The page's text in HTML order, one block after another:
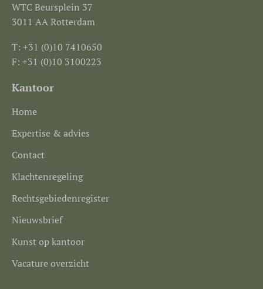
WTC Beursplein 37
3011 AA Rotterdam
T: +31 (0)10 7410650
F: +31 (0)10 3100223
Kantoor
Home
Expertise & advies
Contact
Klachtenregeling
Rechtsgebiedenregister
Nieuwsbrief
Kunst op kantoor
Vacature overzicht